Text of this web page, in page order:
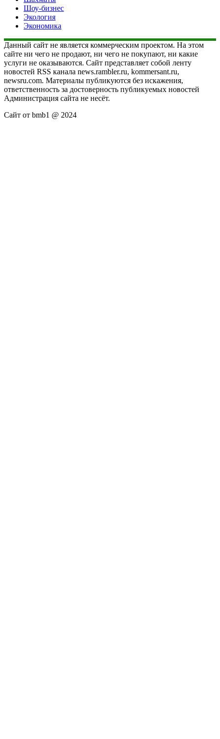
Шоу-бизнес
Экология
Экономика
Данный сайт не является коммерческим проектом. На этом
сайте ни чего не продают, ни чего не покупают, ни какие
услуги не оказываются. Сайт представляет собой ленту
новостей RSS канала news.rambler.ru, kommersant.ru,
newsru.com. Материалы публикуются без искажения,
ответственность за достоверность публикуемых новостей
Администрация сайта не несёт.
Сайт от bmb1 @ 2024